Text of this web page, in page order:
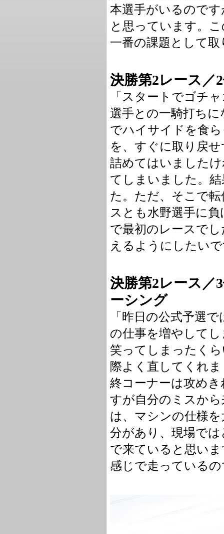
本選手がいるので
と思っています。
一番の課題として
決勝第2レース
「スタートでゴチ
選手との一騎打ち
でハイサイドを食
を、すぐに取り戻
詰めてはいました
てしまいました。
た。ただ、そこで
スとも水野選手に
で最初のレースで
えるようにしたい
決勝第2レース
ーシング
「昨日の公式予選
の仕事を増やして
笑ってしまったく
際よく直してくれ
終コーナーは攻め
すが自分のミスか
は、マシンの仕様
分があり、現場で
で来ていると思い
感じで走っている